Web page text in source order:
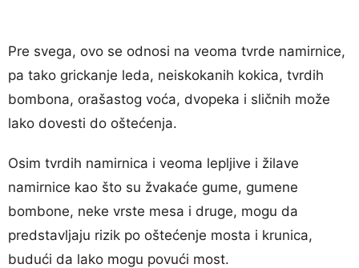
Pre svega, ovo se odnosi na veoma tvrde namirnice,
pa tako grickanje leda, neiskokanih kokica, tvrdih
bombona, orašastog voća, dvopeka i sličnih može
lako dovesti do oštećenja.
Osim tvrdih namirnica i veoma lepljive i žilave
namirnice kao što su žvakaće gume, gumene
bombone, neke vrste mesa i druge, mogu da
predstavljaju rizik po oštećenje mosta i krunica,
budući da lako mogu povući most.